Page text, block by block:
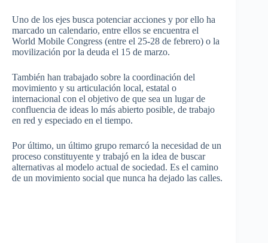
Uno de los ejes busca potenciar acciones y por ello ha
marcado un calendario, entre ellos se encuentra el
World Mobile Congress (entre el 25-28 de febrero) o la
movilización por la deuda el 15 de marzo.
También han trabajado sobre la coordinación del
movimiento y su articulación local, estatal o
internacional con el objetivo de que sea un lugar de
confluencia de ideas lo más abierto posible, de trabajo
en red y especiado en el tiempo.
Por último, un último grupo remarcó la necesidad de un
proceso constituyente y trabajó en la idea de buscar
alternativas al modelo actual de sociedad. Es el camino
de un movimiento social que nunca ha dejado las calles.